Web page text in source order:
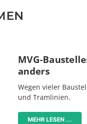
MVG-
anders
Wegen vieler
und Tramlinien.
MEHR LESEN ...